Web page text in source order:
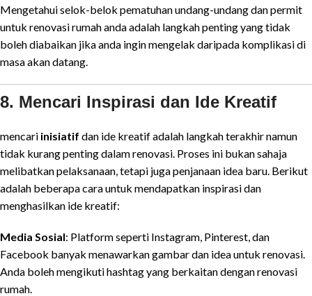
Mengetahui selok-belok pematuhan undang-undang dan permit
untuk renovasi rumah anda adalah langkah penting yang tidak
boleh diabaikan jika anda ingin mengelak daripada komplikasi di
masa akan datang.
8. Mencari Inspirasi dan Ide Kreatif
mencari inisiatif dan ide kreatif adalah langkah terakhir namun
tidak kurang penting dalam renovasi. Proses ini bukan sahaja
melibatkan pelaksanaan, tetapi juga penjanaan idea baru. Berikut
adalah beberapa cara untuk mendapatkan inspirasi dan
menghasilkan ide kreatif:
Media Sosial: Platform seperti Instagram, Pinterest, dan
Facebook banyak menawarkan gambar dan idea untuk renovasi.
Anda boleh mengikuti hashtag yang berkaitan dengan renovasi
rumah.